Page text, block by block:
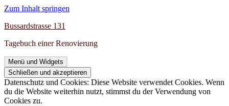
Zum Inhalt springen
Bussardstrasse 131
Tagebuch einer Renovierung
Menü und Widgets
Datenschutz und Cookies: Diese Website verwendet Cookies. Wenn
du die Website weiterhin nutzt, stimmst du der Verwendung von
Cookies zu.